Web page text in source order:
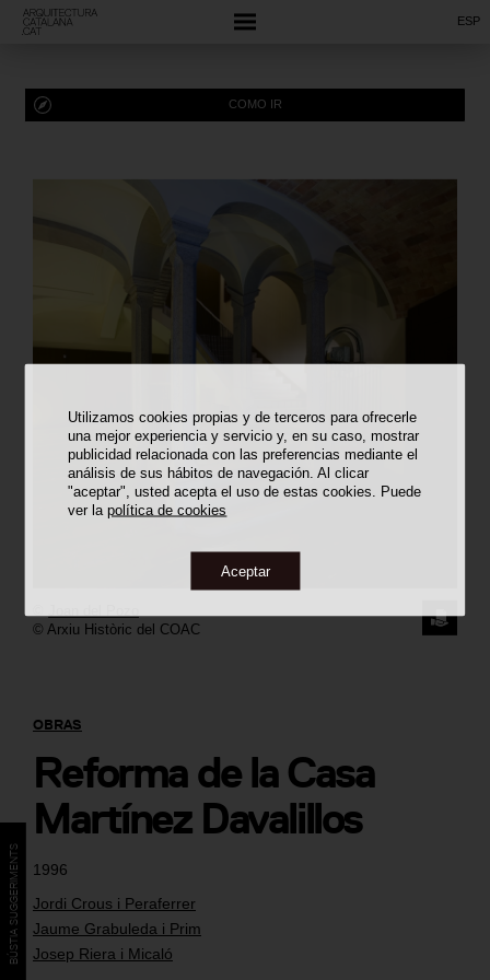
Utilizamos cookies propias y de terceros para ofrecerle
una mejor experiencia y servicio y, en su caso, mostrar
publicidad relacionada con las preferencias mediante el
análisis de sus hábitos de navegación. Al clicar
"aceptar", usted acepta el uso de estas cookies. Puede
ver lapolítica de cookies
Aceptar
ESP
1996
Jordi Crous i Peraferrer
Jaume Grabuleda i Prim
Josep Riera i Micaló
OBRAS
Reforma de la Casa
Martínez Davalillos
COMO IR
© Arxiu Històric del COAC
BÚSTIA SUGGERIMENTS